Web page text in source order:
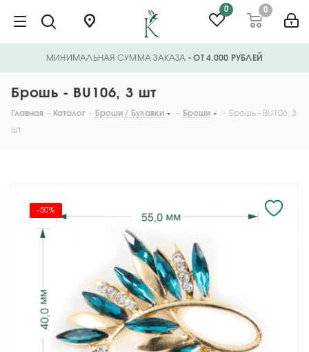
0 0
МИНИМАЛЬНАЯ СУММА ЗАКАЗА - ОТ 4.000 РУБЛЕЙ
Брошь - BU106, 3 шт
Главная - Каталог - Броши / Булавки - Броши - Брошь - BU106, 3
шт
-50%